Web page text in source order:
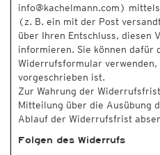
info@kachelmann.com)
(z. B. ein mit der Post
über Ihren Entschluss, diesen
informieren. Sie können dafür
Widerrufsformular
vorgeschrieben ist.
Zur Wahrung der
Mitteilung über die Ausübung
Ablauf der Widerrufsfrist
Folgen des Widerrufs